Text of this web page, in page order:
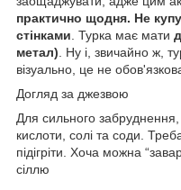
практично щодня. Не
стінками . Турка має мати
метал) . Ну і, звичайно ж,
візуально, це не
Догляд за джезвою
Для сильного
кислоти, солі та соди.
підігріти. Хоча можна
сіллю